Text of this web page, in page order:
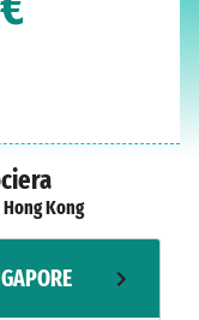
Hong Kong